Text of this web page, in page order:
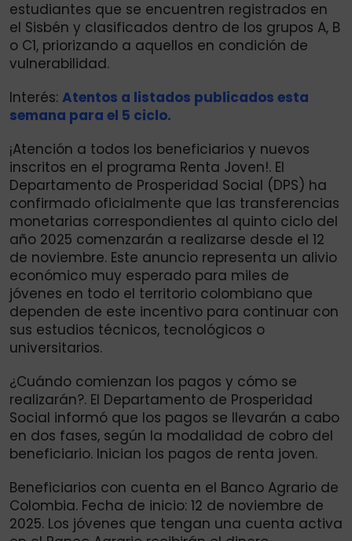
estudiantes que se encuentren registrados en
el Sisbén y clasificados dentro de los grupos A, B
o C1, priorizando a aquellos en condición de
vulnerabilidad.
Interés: Atentos a listados publicados esta
semana para el 5 ciclo.
¡Atención a todos los beneficiarios y nuevos
inscritos en el programa Renta Joven!. El
Departamento de Prosperidad Social (DPS) ha
confirmado oficialmente que las transferencias
monetarias correspondientes al quinto ciclo del
año 2025 comenzarán a realizarse desde el 12
de noviembre. Este anuncio representa un alivio
económico muy esperado para miles de
jóvenes en todo el territorio colombiano que
dependen de este incentivo para continuar con
sus estudios técnicos, tecnológicos o
universitarios.
¿Cuándo comienzan los pagos y cómo se
realizarán?. El Departamento de Prosperidad
Social informó que los pagos se llevarán a cabo
en dos fases, según la modalidad de cobro del
beneficiario. Inician los pagos de renta joven.
Beneficiarios con cuenta en el Banco Agrario de
Colombia. Fecha de inicio: 12 de noviembre de
2025. Los jóvenes que tengan una cuenta activa